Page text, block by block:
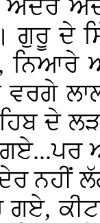
ਅੰਦਰ
ਗੁਰੂ ਦੇ
ਨਿਆਰੇ
ਦੇ
ਨਹੀਂ
ਗਏ,